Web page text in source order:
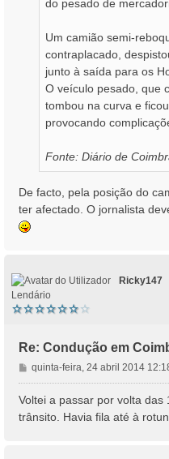
do pesado de
Um camião semi-
contraplacado,
junto à saída para os
O veículo pesado, que
tombou na curva e
provocando
Fonte: Diário de
De facto, pela posição do
ter afectado. O jornalista
Ricky147
Lendário
Re: Condução em
M
e
n
a
quinta-feira, 24 abril 2014
Voltei a passar por volta
trânsito. Havia fila até à